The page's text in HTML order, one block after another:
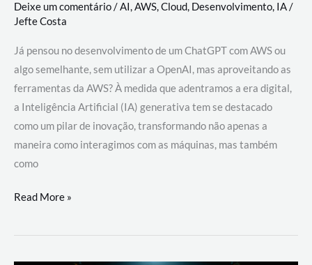
Deixe um comentário/AI,AWS,Cloud, Desenvolvimento, IA/
Jefte Costa
Já pensou no desenvolvimento de um ChatGPT com AWS ou
algo semelhante, sem utilizar a OpenAI, mas aproveitando as
ferramentas da AWS? À medida que adentramos a era digital,
a Inteligência Artificial (IA) generativa tem se destacado
como um pilar de inovação, transformando não apenas a
maneira como interagimos com as máquinas, mas também
como
Desenvolvimento
um
Read More »